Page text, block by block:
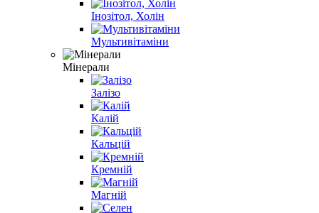
Інозітол, Холін
Мультивітаміни
Мінерали
Залізо
Калій
Кальцій
Кремній
Магній